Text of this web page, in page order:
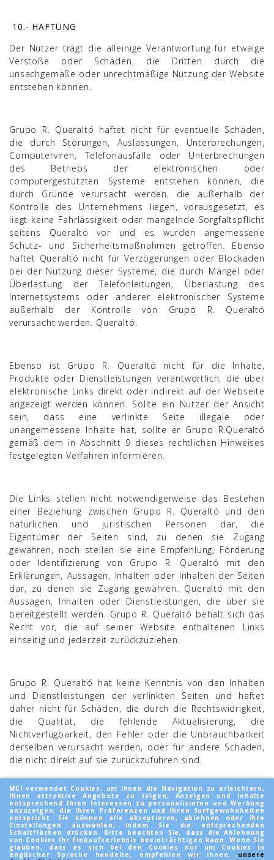
MCI verwendet Cookies, um Ihnen die Navigation zu erleichtern,
Ihnen attraktive Angebote zu zeigen, Anzeigen und Inhalte
entsprechend Ihren Interessen zu personalisieren und Werbung
anzuzeigen, die Ihren Präferenzen und Ihren Surfgewohnheiten
entspricht. Sie können alle akzeptieren, ablehnen oder ihre
Einstellungen auswählen, indem Sie die entsprechenden
Schaltflächen drücken. Bitte beachten Sie, dass die Ablehnung
von Cookies Ihr Einkaufserlebnis beeinträchtigen kann. Wenn Sie
glauben, dass es sich bei den Cookies nur um Cookies in
englischer Sprache handelte, empfehlen wir Ihnen, unsere
10.- HAFTUNG
Der Nutzer trägt die alleinige Verantwortung für etwaige
Verstöße oder Schäden, die Dritten durch die
unsachgemäße oder unrechtmäßige Nutzung der Website
entstehen können.
Grupo R. Queraltó haftet nicht für eventuelle Schäden,
die durch Störungen, Auslassungen, Unterbrechungen,
Computerviren, Telefonausfälle oder Unterbrechungen
des Betriebs der elektronischen oder
computergestützten Systeme entstehen können, die
durch Gründe verursacht werden, die außerhalb der
Kontrolle des Unternehmens liegen, vorausgesetzt, es
liegt keine Fahrlässigkeit oder mangelnde Sorgfaltspflicht
seitens Queraltó vor und es wurden angemessene
Schutz- und Sicherheitsmaßnahmen getroffen. Ebenso
haftet Queraltó nicht für Verzögerungen oder Blockaden
bei der Nutzung dieser Systeme, die durch Mängel oder
Überlastung der Telefonleitungen, Überlastung des
Internetsystems oder anderer elektronischer Systeme
außerhalb der Kontrolle von Grupo R. Queraltó
verursacht werden. Queraltó.
Ebenso ist Grupo R. Queraltó nicht für die Inhalte,
Produkte oder Dienstleistungen verantwortlich, die über
elektronische Links direkt oder indirekt auf der Webseite
angezeigt werden können. Sollte ein Nutzer der Ansicht
sein, dass eine verlinkte Seite illegale oder
unangemessene Inhalte hat, sollte er Grupo R.Queraltó
gemäß dem in Abschnitt 9 dieses rechtlichen Hinweises
festgelegten Verfahren informieren.
Die Links stellen nicht notwendigerweise das Bestehen
einer Beziehung zwischen Grupo R. Queraltó und den
natürlichen und juristischen Personen dar, die
Eigentümer der Seiten sind, zu denen sie Zugang
gewähren, noch stellen sie eine Empfehlung, Förderung
oder Identifizierung von Grupo R. Queraltó mit den
Erklärungen, Aussagen, Inhalten oder Inhalten der Seiten
dar, zu denen sie Zugang gewähren. Queraltó mit den
Aussagen, Inhalten oder Dienstleistungen, die über sie
bereitgestellt werden. Grupo R. Queraltó behält sich das
Recht vor, die auf seiner Website enthaltenen Links
einseitig und jederzeit zurückzuziehen.
Grupo R. Queraltó hat keine Kenntnis von den Inhalten
und Dienstleistungen der verlinkten Seiten und haftet
daher nicht für Schäden, die durch die Rechtswidrigkeit,
die Qualität, die fehlende Aktualisierung, die
Nichtverfügbarkeit, den Fehler oder die Unbrauchbarkeit
derselben verursacht werden, oder für andere Schäden,
die nicht direkt auf sie zurückzuführen sind.
ARTIKEL
UNTERNEHMEN